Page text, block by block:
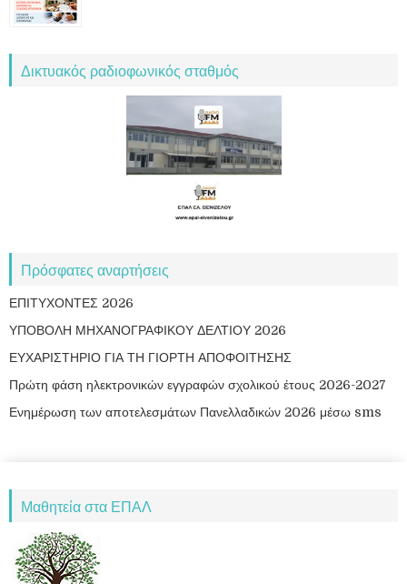
Δικτυακός ραδιοφωνικός σταθμός
Πρόσφατες αναρτήσεις
ΕΠΙΤΥΧΟΝΤΕΣ 2026
ΥΠΟΒΟΛΗ ΜΗΧΑΝΟΓΡΑΦΙΚΟΥ ΔΕΛΤΙΟΥ 2026
ΕΥΧΑΡΙΣΤΗΡΙΟ ΓΙΑ ΤΗ ΓΙΟΡΤΗ ΑΠΟΦΟΙΤΗΣΗΣ
Πρώτη φάση ηλεκτρονικών εγγραφών σχολικού έτους 2026-2027
Ενημέρωση των αποτελεσμάτων Πανελλαδικών 2026 μέσω sms
Μαθητεία στα ΕΠΑΛ